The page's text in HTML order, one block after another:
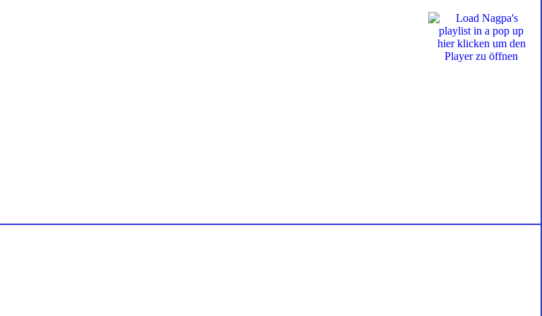
hier klicken um den
Player zu öffnen